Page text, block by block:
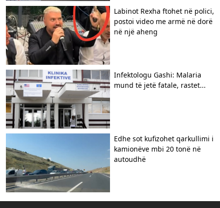
Labinot Rexha ftohet në polici,
postoi video me armë në dorë
në një aheng
Infektologu Gashi: Malaria
mund të jetë fatale, rastet...
​Edhe sot kufizohet qarkullimi i
kamionëve mbi 20 tonë në
autoudhë